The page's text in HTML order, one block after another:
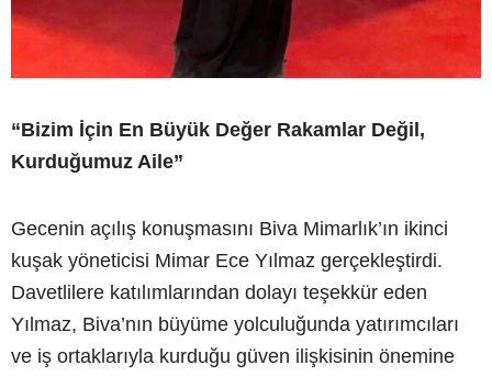
“Bizim İçin En Büyük Değer Rakamlar Değil,
Kurduğumuz Aile”
Gecenin açılış konuşmasını Biva Mimarlık’ın ikinci
kuşak yöneticisi Mimar Ece Yılmaz gerçekleştirdi.
Davetlilere katılımlarından dolayı teşekkür eden
Yılmaz, Biva’nın büyüme yolculuğunda yatırımcıları
ve iş ortaklarıyla kurduğu güven ilişkisinin önemine